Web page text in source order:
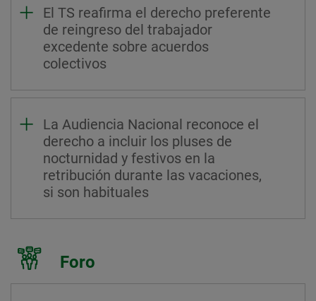
El TS reafirma el derecho preferente
de reingreso del trabajador
excedente sobre acuerdos
colectivos
La Audiencia Nacional reconoce el
derecho a incluir los pluses de
nocturnidad y festivos en la
retribución durante las vacaciones,
si son habituales
Foro